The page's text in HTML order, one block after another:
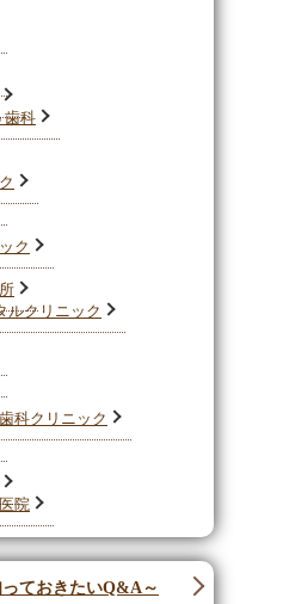
歯科
ク
ルクリニック
科クリニック
院
ておきたいQ&A～